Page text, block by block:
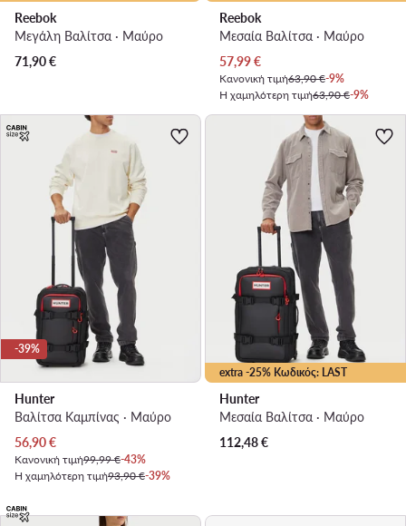
Reebok
Μεγάλη Βαλίτσα · Μαύρο
71,90€
Reebok
Μεσαία Βαλίτσα · Μαύρο
Τρέχουσα τιμή
57,99€
Κανονική τιμή63,90 €-9%
Η χαμηλότερη τιμή63,90 €-9%
-39%
Hunter
Βαλίτσα Καμπίνας · Μαύρο
Τρέχουσα τιμή
56,90€
Κανονική τιμή99,99 €-43%
Η χαμηλότερη τιμή93,90 €-39%
extra -25% Κωδικός: LAST
Hunter
Μεσαία Βαλίτσα · Μαύρο
112,48€